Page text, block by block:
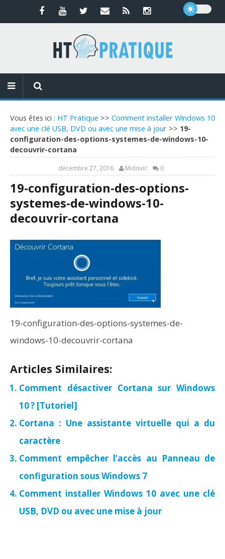
Vous êtes ici : HT Pratique >> Comment installer Windows 10
avec une clé USB, DVD ou avec une mise à jour >> 19-
configuration-des-options-systemes-de-windows-10-
decouvrir-cortana
décembre 27, 2016 Midovic 0
19-configuration-des-options-
systemes-de-windows-10-
decouvrir-cortana
19-configuration-des-options-systemes-de-
windows-10-decouvrir-cortana
Articles Similaires:
Comment désactiver Cortana sur Windows
10 ? [Tutoriel]
Cortana : Une assistante virtuelle qui a du
caractère
Comment empêcher l’accès au Panneau de
configuration sous Windows 7
Comment installer Windows 10 avec une clé
USB, DVD ou avec une mise à jour